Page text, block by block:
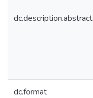
dc.description.abstract
dc.format